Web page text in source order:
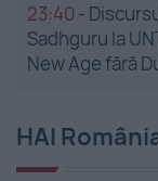
23:40 -
Sadhguru la
New Age fără
HAI